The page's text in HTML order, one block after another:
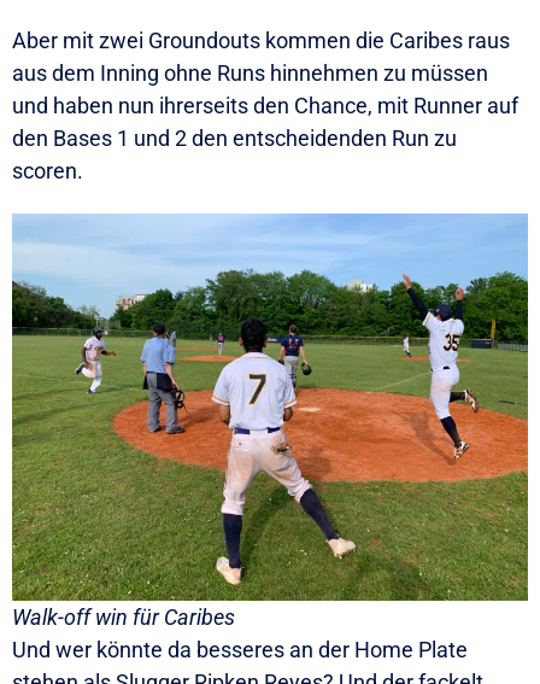
Aber mit zwei Groundouts kommen die Caribes raus
aus dem Inning ohne Runs hinnehmen zu müssen
und haben nun ihrerseits den Chance, mit Runner auf
den Bases 1 und 2 den entscheidenden Run zu
scoren.
Walk-off win für Caribes
Und wer könnte da besseres an der Home Plate